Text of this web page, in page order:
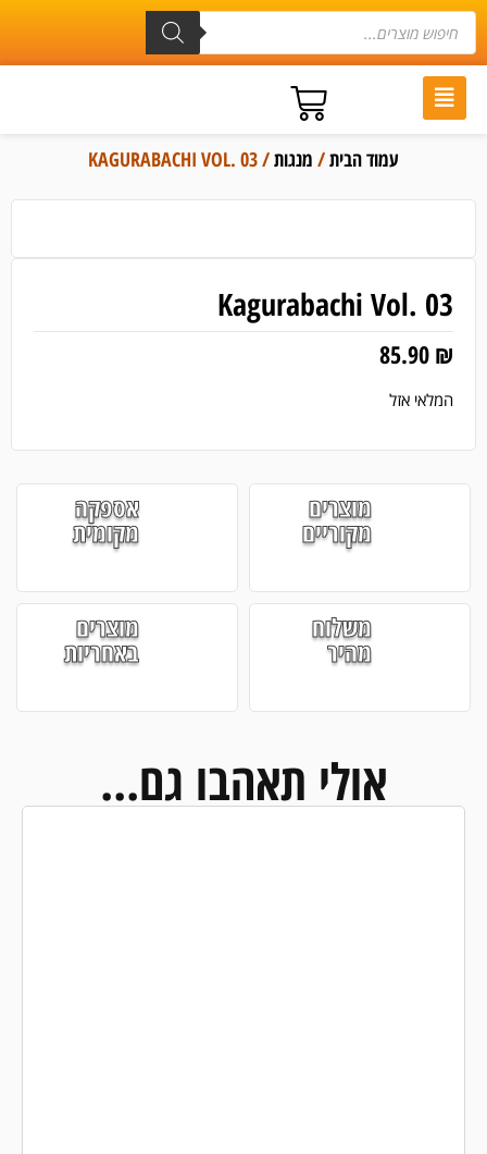
עמוד הבית/ מנגות/ KAGURABACHI VOL. 03
Kagurabachi Vol. 03
85.90 ₪
המלאי אזל
מוצרים
מקוריים
אספקה
מקומית
משלוח
מהיר
מוצרים
באחריות
אולי תאהבו גם...